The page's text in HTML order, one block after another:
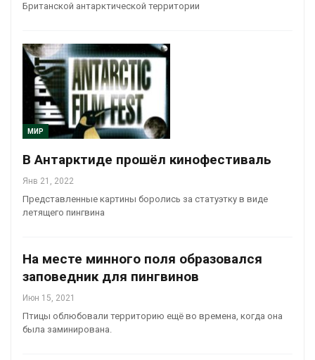
Британской антарктической территории
МИР
В Антарктиде прошёл кинофестиваль
Янв 21, 2022
Представленные картины боролись за статуэтку в виде
летящего пингвина
На месте минного поля образовался
заповедник для пингвинов
Июн 15, 2021
Птицы облюбовали территорию ещё во времена, когда она
была заминирована.